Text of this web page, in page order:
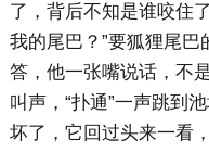
了，背后不知是谁咬住
我的尾巴？”要狐狸尾巴
答，他一张嘴说话，不
叫声，“扑通”一声跳到
坏了，它回过头来一看